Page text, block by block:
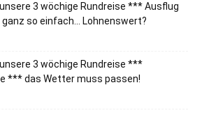
3 wöchige Rundreise *** Ausflug
so einfach… Lohnenswert?
3 wöchige Rundreise ***
*** das Wetter muss passen!